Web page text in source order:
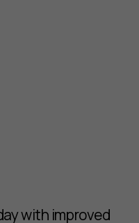
with improved